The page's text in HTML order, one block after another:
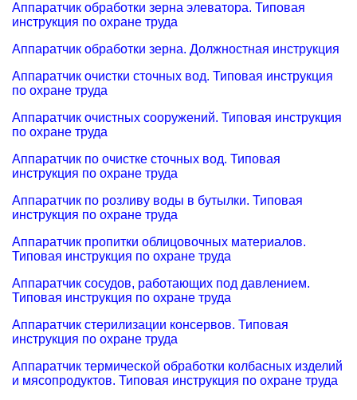
Аппаратчик обработки зерна элеватора. Типовая
инструкция по охране труда
Аппаратчик обработки зерна. Должностная инструкция
Аппаратчик очистки сточных вод. Типовая инструкция
по охране труда
Аппаратчик очистных сооружений. Типовая инструкция
по охране труда
Аппаратчик по очистке сточных вод. Типовая
инструкция по охране труда
Аппаратчик по розливу воды в бутылки. Типовая
инструкция по охране труда
Аппаратчик пропитки облицовочных материалов.
Типовая инструкция по охране труда
Аппаратчик сосудов, работающих под давлением.
Типовая инструкция по охране труда
Аппаратчик стерилизации консервов. Типовая
инструкция по охране труда
Аппаратчик термической обработки колбасных изделий
и мясопродуктов. Типовая инструкция по охране труда